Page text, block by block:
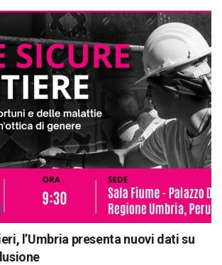
l’Umbria presenta nuovi dati su